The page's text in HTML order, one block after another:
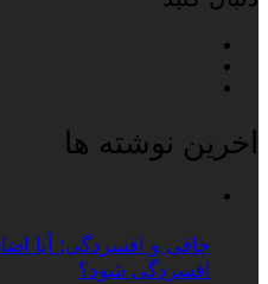
اخرین نوشته ها
چاقی و افسردگی؛ آیا
افسردگی شود؟